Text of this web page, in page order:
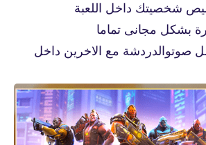
شخصيتك داخل اللعبة
بشكل مجانى تماما
صوتوالدردشة مع الاخرين داخل